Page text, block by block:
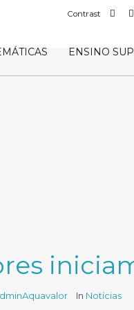
Contrast
ENSINO
In Notícias